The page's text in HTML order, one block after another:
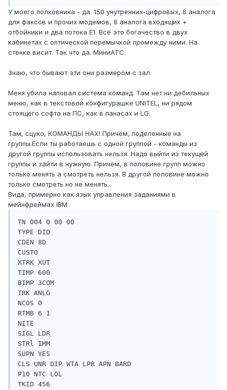
У моего полковника - да. 150 унутренних-цифровых, 8 аналога
для факсов и прочих модемов, 8 аналога входящих +
отбойники и два потока Е1. Всё это богачество в двух
кабинетах с оптической перемычкой промежду ними. На
стенке висит. Так что да. МиниАТС.
Знаю, что бывают эти они размером с зал.
Меня убила наповал система команд. Там нет ни дебильных
меню, как в текстовой конфигурашке UNITEL, ни рядом
стоящего софта на ПС, как в панасах и LG.
Там, сцуко, КОМАНДЫ НАХ! Причём, поделенные на
группы.Если ты работаешь с одной группой - команды из
другой группы использовать нельзя. Надо выйти из текущей
группы и зайти в нужную. Причём, в половине групп можно
только менять а смотреть нельзя. В другой половине можно
только смотреть но не менять.
Вида, примерно как язык управления заданиями в
мейнфреймах IBM.
TN 004 0 00 00
TYPE DID
CDEN 8D
CUSTO
XTRK XUT
TIMP 600
BIMP 3COM
TRK ANLG
NCOS 0
RTMB 6 1
NITE
SIGL LDR
STRl IMM
SUPN YES
CLS UNR DIP WTA LPR APN BARD
P10 NTC LOL
TKID 456